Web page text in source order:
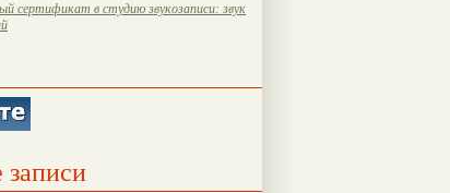
сертификат в студию звукозаписи: звук